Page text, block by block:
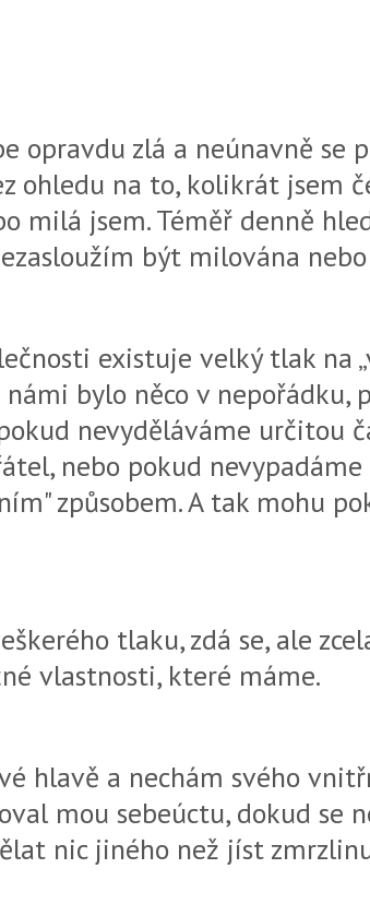
opravdu zlá a neúnavně se
ohledu na to, kolikrát jsem
milá jsem. Téměř denně
být milována
existuje velký tlak na
bylo něco v nepořádku,
nevyděláváme určitou
nebo pokud
způsobem. A tak mohu
tlaku, zdá se, ale
vlastnosti, které máme.
hlavě a nechám svého
mou sebeúctu, dokud se
nic jiného než jíst